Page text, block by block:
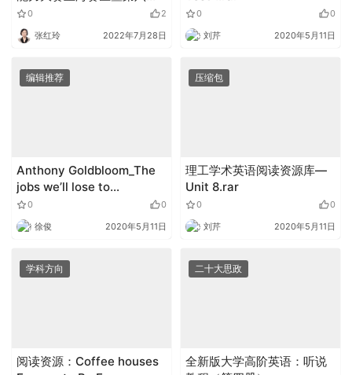
“外教社杯”上海市高校学生
跨文化能力大赛圆满落幕
0 2
张红玲 2022年7月28日
0 0
刘芹 2020年5月11日
编辑推荐
Anthony Goldbloom_The
jobs we’ll lose to
machines and the ones
we won’t
0 0
徐俊 2020年5月11日
压缩包
理工学术英语阅读资源库—
Unit 8.rar
0 0
刘芹 2020年5月11日
学科方向
阅读资源：Coffee houses
二十大思政
全新版大学高阶英语：听说